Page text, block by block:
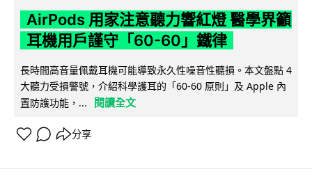
AirPods 用家注意聽力響紅燈 醫學界籲
耳機用戶謹守「60-60」鐵律
長時間高音量佩戴耳機可能導致永久性噪音性聽損。本文盤點 4
大聽力受損警號，介紹科學護耳的「60-60 原則」及 Apple 內
置防護功能，...
閱讀全文
分享